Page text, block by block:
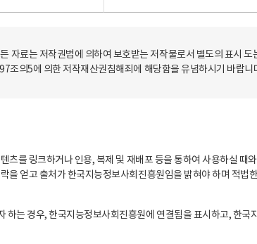
자료는 저작권법에 의하여 보호받는 저작물로서 별도의 표시
조의5에 의한 저작재산권침해죄에 해당함을 유념하시기 바랍니
츠를 링크하거나 인용, 복제 및 재배포 등을 통하여 사용하실
을 얻고 출처가 한국지능정보사회진흥원임을 밝혀야 하며 적
하는 경우, 한국지능정보사회진흥원에 연결됨을 표시하고, 한